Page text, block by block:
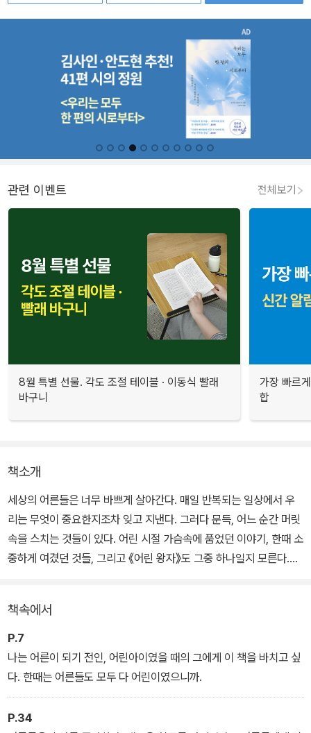
관련 이벤트 전체보기
8월 특별 선물. 각도 조절 테이블 · 이동식 빨래
바구니
가장 빠르
합
책소개
세상의 어른들은 너무 바쁘게 살아간다. 매일 반복되는 일상에서 우
리는 무엇이 중요한지조차 잊고 지낸다. 그러다 문득, 어느 순간 머릿
속을 스치는 것들이 있다. 어린 시절 가슴속에 품었던 이야기, 한때 소
중하게 여겼던 것들, 그리고 《어린 왕자》도 그중 하나일지 모른다.
들이, 어른이 된 지금은 전혀 다르게 다가온다. 사랑과 관계, 책임과
이별, 그리고 우리가 놓쳐버린 것들에 대한 성찰.
어릴 적 읽을 때는 알지 못했던 한 문장이, 지금은 우리의 삶을 되돌아
보게 한다.
책속에서
P.7
나는 어른이 되기 전인, 어린아이였을 때의 그에게 이 책을 바치고 싶
다. 한때는 어른들도 모두 다 어린이였으니까.
P.34